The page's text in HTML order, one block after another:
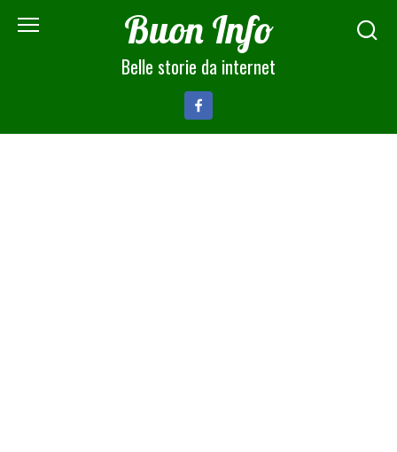
Buon Info
Belle storie da internet